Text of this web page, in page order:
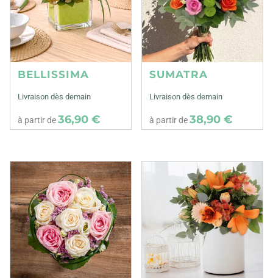
BELLISSIMA
Livraison dès demain
à partir de36,90 €
SUMATRA
Livraison dès demain
à partir de38,90 €